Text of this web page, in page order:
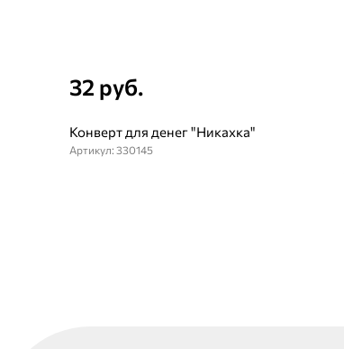
32 руб.
Конверт для денег "Никахка"
Артикул: 330145